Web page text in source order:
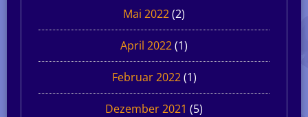
Mai 2022(2)
April 2022(1)
Februar 2022(1)
Dezember 2021 (5)